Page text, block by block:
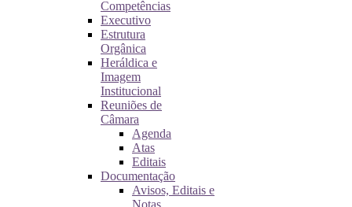
Competências
Executivo
Estrutura
Orgânica
Heráldica e
Imagem
Institucional
Reuniões de
Câmara
Agenda
Atas
Editais
Documentação
Avisos, Editais e
Notas